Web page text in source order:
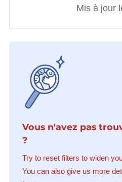
Mis à jour
Vous n'avez pas
?
Try to reset filters to widen
You can also give us more